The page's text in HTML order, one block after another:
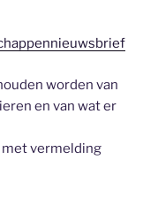
worden van
en van wat er
met vermelding